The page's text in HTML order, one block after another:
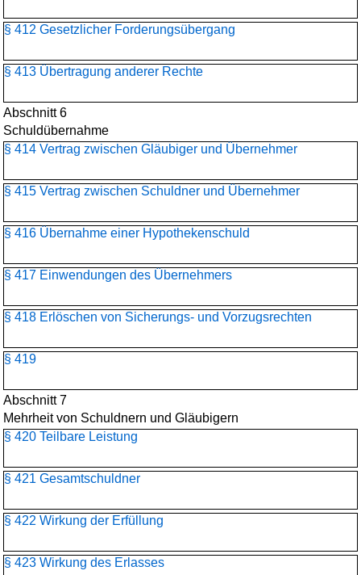
§ 412 Gesetzlicher Forderungsübergang
§ 413 Übertragung anderer Rechte
Abschnitt 6
Schuldübernahme
§ 414 Vertrag zwischen Gläubiger und Übernehmer
§ 415 Vertrag zwischen Schuldner und Übernehmer
§ 416 Übernahme einer Hypothekenschuld
§ 417 Einwendungen des Übernehmers
§ 418 Erlöschen von Sicherungs- und Vorzugsrechten
§ 419
Abschnitt 7
Mehrheit von Schuldnern und Gläubigern
§ 420 Teilbare Leistung
§ 421 Gesamtschuldner
§ 422 Wirkung der Erfüllung
§ 423 Wirkung des Erlasses